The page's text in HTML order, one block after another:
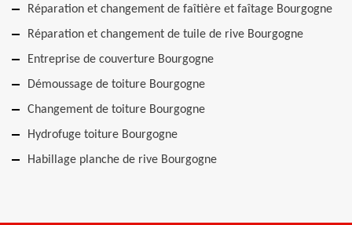
Réparation et changement de faîtière et faîtage Bourgogne
Réparation et changement de tuile de rive Bourgogne
Entreprise de couverture Bourgogne
Démoussage de toiture Bourgogne
Changement de toiture Bourgogne
Hydrofuge toiture Bourgogne
Habillage planche de rive Bourgogne